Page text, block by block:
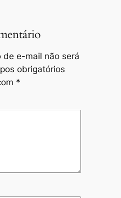
de e-mail não será
obrigatórios
*